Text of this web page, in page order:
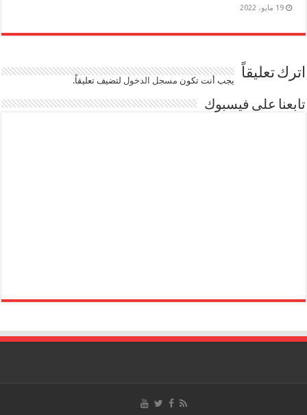
19 مايو، 2022
اترك تعليقاً يجب أنت تكون مسجل الدخوللتضيف تعليقاً.
تابعنا على فيسبوك